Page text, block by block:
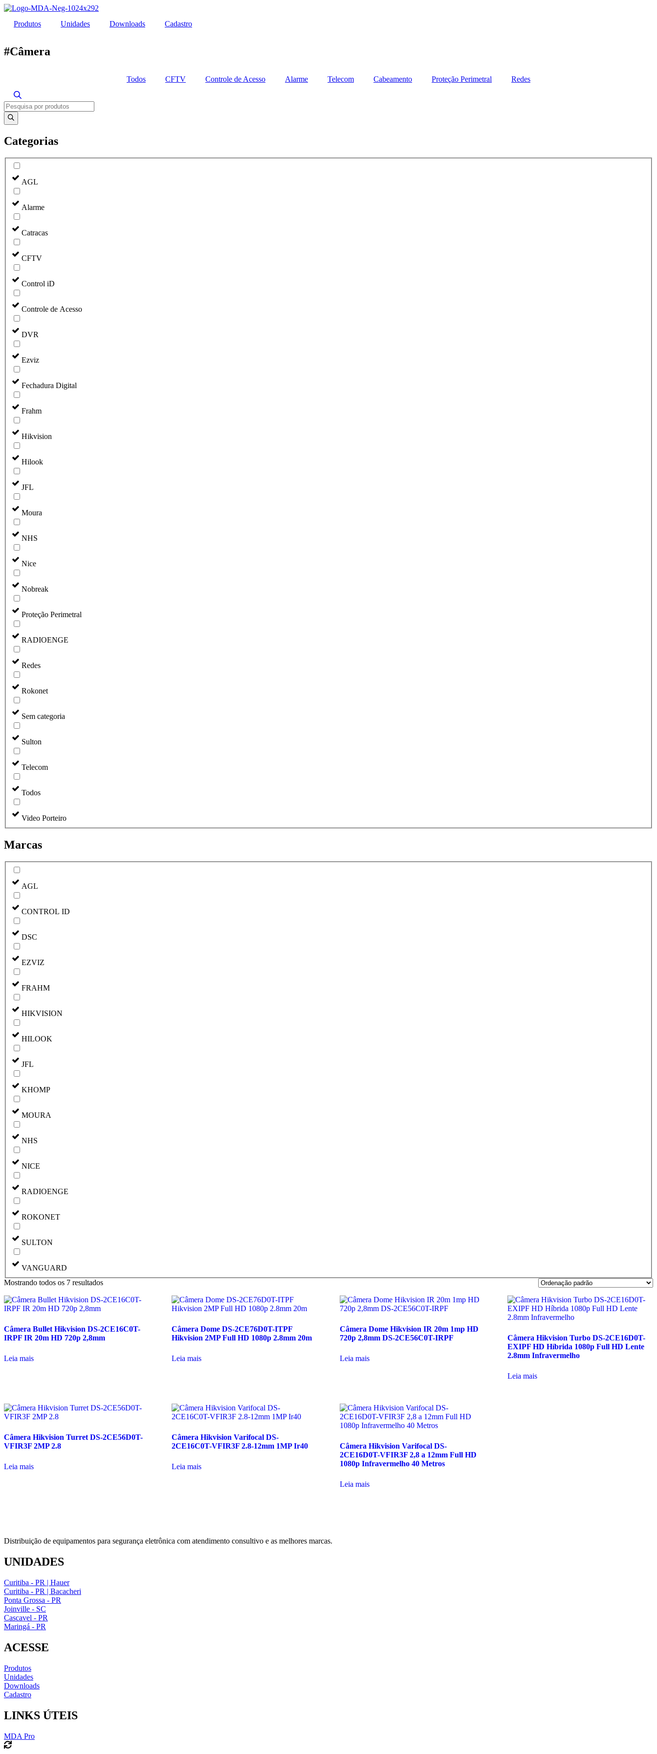
Ir
Produtos Unidades Downloads Cadastro
#Câmera
Todos CFTV Controle de Acesso Alarme Telecom Cabeamento Proteção Perimetral Redes
Pesquisar
produtos
Categorias
AGL
Alarme
Catracas
CFTV
Control iD
Controle de Acesso
DVR
Ezviz
Fechadura Digital
Frahm
Hikvision
Hilook
JFL
Moura
NHS
Nice
Nobreak
Proteção Perimetral
RADIOENGE
Redes
Rokonet
Sem categoria
Sulton
Telecom
Todos
Video Porteiro
Marcas
AGL
CONTROL ID
DSC
EZVIZ
FRAHM
HIKVISION
HILOOK
JFL
KHOMP
MOURA
NHS
NICE
RADIOENGE
ROKONET
SULTON
VANGUARD
Mostrando todos os 7 resultados
Câmera Bullet Hikvision DS-2CE16C0T-
IRPF IR 20m HD 720p 2,8mm
Leia mais
Câmera Dome DS-2CE76D0T-ITPF
Hikvision 2MP Full HD 1080p 2.8mm 20m
Leia mais
Câmera Dome Hikvision IR 20m 1mp HD
720p 2,8mm DS-2CE56C0T-IRPF
Leia mais
Câmera Hikvision Turbo DS-2CE16D0T-
EXIPF HD Híbrida 1080p Full HD Lente
2.8mm Infravermelho
Leia mais
Câmera Hikvision Turret DS-2CE56D0T-
VFIR3F 2MP 2.8
Leia mais
Câmera Hikvision Varifocal DS-
2CE16C0T-VFIR3F 2.8-12mm 1MP Ir40
Leia mais
Câmera Hikvision Varifocal DS-
2CE16D0T-VFIR3F 2,8 a 12mm Full HD
1080p Infravermelho 40 Metros
Leia mais
Distribuição de equipamentos para segurança eletrônica com atendimento consultivo e as melhores marcas.
UNIDADES
Curitiba - PR | Hauer
Curitiba - PR | Bacacheri
Ponta Grossa - PR
Joinville - SC
Cascavel - PR
Maringá - PR
ACESSE
Produtos
Unidades
Downloads
Cadastro
LINKS ÚTEIS
MDA Pro